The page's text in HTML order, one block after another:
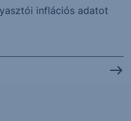
inflációs adatot